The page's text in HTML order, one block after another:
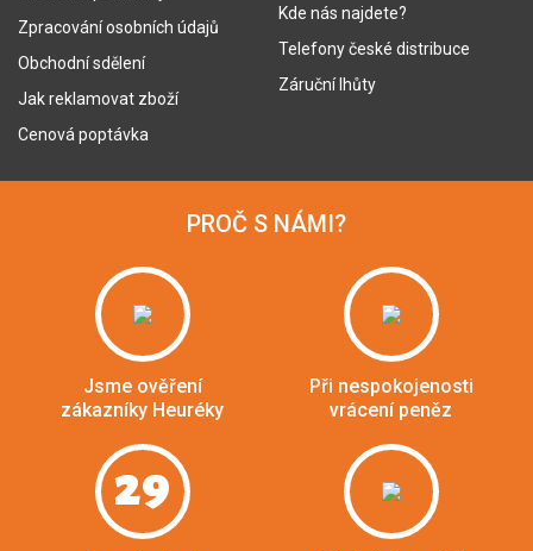
Zpracování osobních údajů
Obchodní sdělení
Jak reklamovat zboží
Cenová poptávka
Kde nás najdete?
Telefony české distribuce
Záruční lhůty
PROČ S NÁMI?
Jsme ověření
zákazníky Heuréky
Při nespokojenosti
vrácení peněz
29